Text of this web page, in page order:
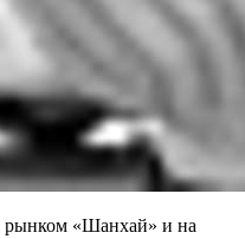
рынком «Шанхай» и на